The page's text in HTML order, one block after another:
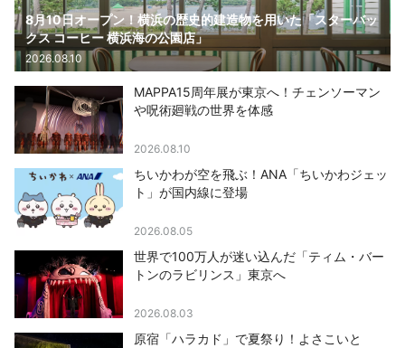
8月10日オープン！横浜の歴史的建造物を用いた「スターバッ
クス コーヒー 横浜海の公園店」
2026.08.10
MAPPA15周年展が東京へ！チェンソーマン
や呪術廻戦の世界を体感
2026.08.10
ちいかわが空を飛ぶ！ANA「ちいかわジェッ
ト」が国内線に登場
2026.08.05
世界で100万人が迷い込んだ「ティム・バー
トンのラビリンス」東京へ
2026.08.03
原宿「ハラカド」で夏祭り！よさこいと